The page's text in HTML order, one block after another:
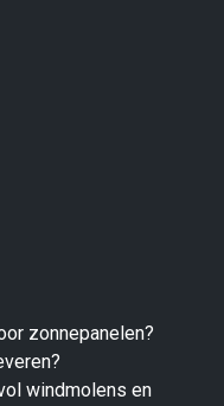
zonnepanelen?
windmolens en